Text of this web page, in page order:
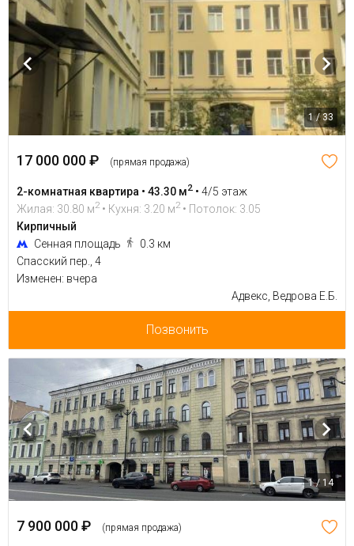
1 / 33
17 000 000 ₽ (прямая продажа)
2-комнатная квартира • 43.30 м2 • 4/5 этаж
Жилая: 30.80 м2 • Кухня: 3.20 м2 • Потолок: 3.05
Кирпичный
Сенная площадь
0.3 км
Спасский пер., 4
Изменен: вчера
Адвекс, Ведрова Е.Б.
Позвонить
1 / 14
7 900 000 ₽ (прямая продажа)